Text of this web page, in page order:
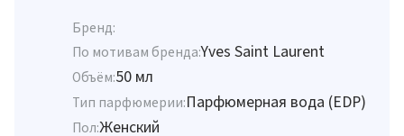
Бренд:
По мотивам бренда:Yves Saint Laurent
Объём:50 мл
Тип парфюмерии:Парфюмерная вода (EDP)
Пол:Женский